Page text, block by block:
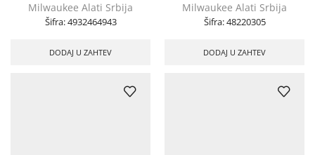
Milwaukee Alati Srbija
Šifra:4932464943
DODAJ U ZAHTEV
Milwaukee Alati Srbija
Šifra:48220305
DODAJ U ZAHTEV